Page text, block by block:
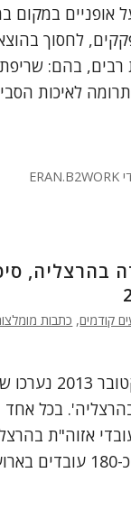
אופניים במקום
לחסוך
רבים, בהם: שריפת
לאיכות
ERAN.B2WORK
בהרצליה,
קודמים, כתבות
במהלך חודש
בכל אחד
כ-75 מעובדי אזוה"ת
ובסה"כ השתתפו כ-180